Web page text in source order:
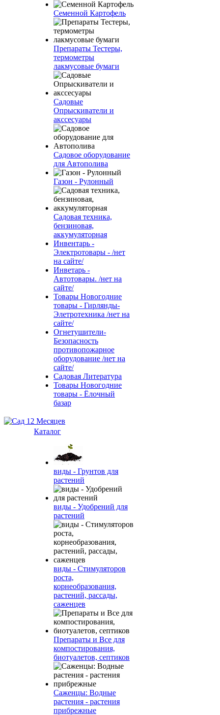
Семенной Картофель
Препараты Тестеры,
термометры
лакмусовые бумаги
Садовые
Опрыскиватели и
акссесуары
Садовое оборудование
для Автополива
Газон - Рулонный
Садовая техника,
бензиновая,
аккумуляторная
Инвентарь -
Электротовары - /нет
на сайте/
Инветарь -
Автотовары. /нет на
сайте/
Товары Новогодние
товары - Гирлянды-
Элетротехника /нет на
сайте/
Огнетушители-
Безопасность
противопожарное
оборудование /нет на
сайте/
Садовая Литература
Товары Новогодние
товары - Ёлочный
базар
Каталог
виды - Грунтов для
растений
виды - Удобрений для
растений
виды - Стимуляторов
роста,
корнеобразования,
растений, рассады,
саженцев
Препараты и Все для
компостирования,
биотуалетов, септиков
Саженцы: Водные
растения - растения
прибрежные